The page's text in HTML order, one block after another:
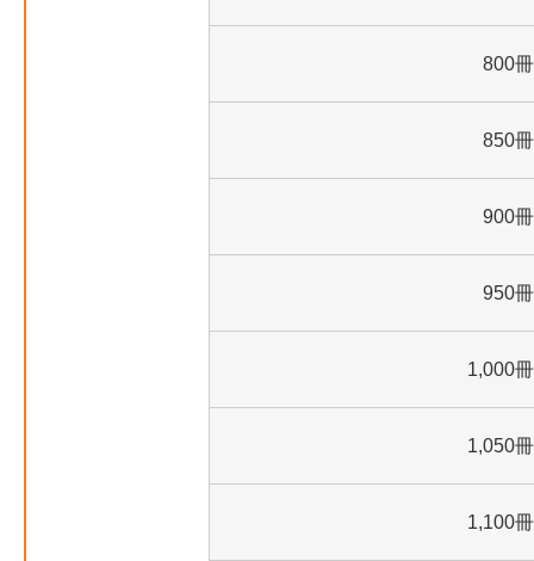
800冊
850冊
900冊
950冊
1,000冊
1,050冊
1,100冊